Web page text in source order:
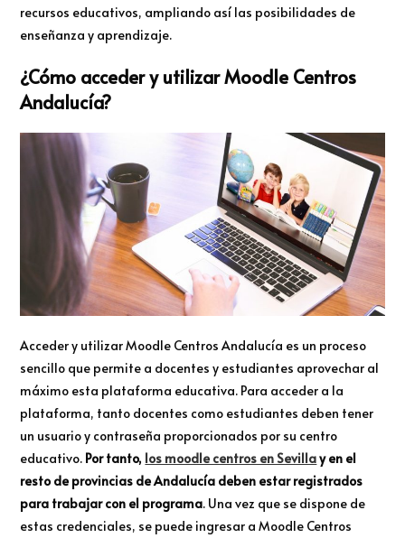
recursos educativos, ampliando así las posibilidades de
enseñanza y aprendizaje.
¿Cómo acceder y utilizar Moodle Centros
Andalucía?
Acceder y utilizar Moodle Centros Andalucía es un proceso
sencillo que permite a docentes y estudiantes aprovechar al
máximo esta plataforma educativa. Para acceder a la
plataforma, tanto docentes como estudiantes deben tener
un usuario y contraseña proporcionados por su centro
educativo. Por tanto, los moodle centros en Sevillay en el
resto de provincias de Andalucía deben estar registrados
para trabajar con el programa. Una vez que se dispone de
estas credenciales, se puede ingresar a Moodle Centros